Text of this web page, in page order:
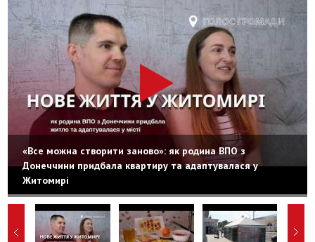
«Все можна створити заново»: як родина ВПО з
Донеччини придбала квартиру та адаптувалася у
Житомирі